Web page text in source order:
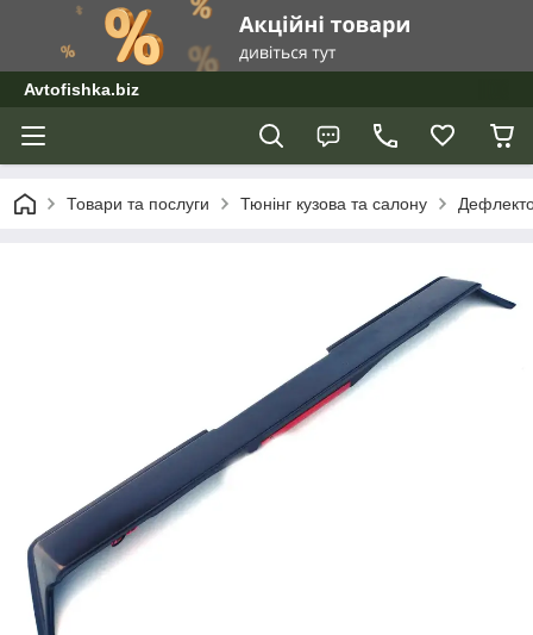
Avtofishka.biz
Товари та послуги Тюнінг кузова та салону